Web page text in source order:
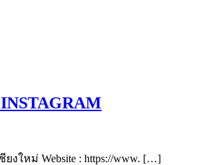
ยงใหม่ Website : https://www. […]